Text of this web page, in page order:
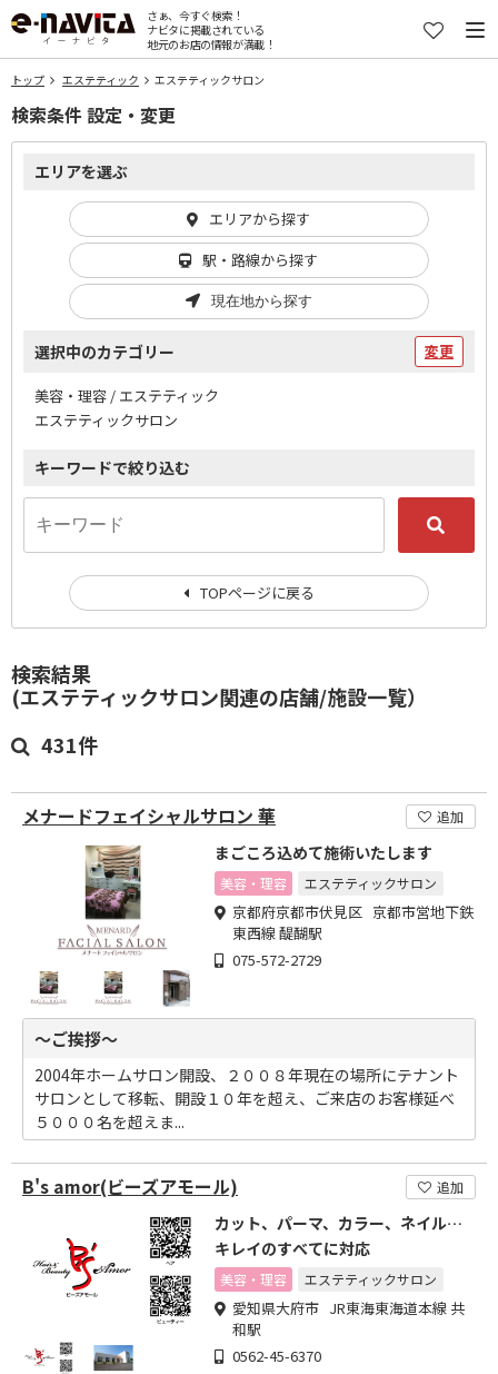
さぁ、今すぐ検索！
ナビタに掲載されている
地元のお店の情報が満載！
トップ エステティック エステティックサロン
検索結果
(エステティックサロン関連の店舗/施設一覧）
431件
メナードフェイシャルサロン 華 追加
まごころ込めて施術いたします
美容・理容 エステティックサロン
京都府京都市伏見区 京都市営地下鉄
東西線 醍醐駅
075-572-2729
～ご挨拶～
2004年ホームサロン開設、２００８年現在の場所にテナント
サロンとして移転、開設１０年を超え、ご来店のお客様延べ
５０００名を超えま...
B's amor(ビーズアモール) 追加
カット、パーマ、カラー、ネイル…
キレイのすべてに対応
美容・理容 エステティックサロン
愛知県大府市 JR東海東海道本線 共
和駅
0562-45-6370
検索条件 設定・変更
エリアを選ぶ
エリアから探す
駅・路線から探す
現在地から探す
選択中のカテゴリー 変更
美容・理容 / エステティック
エステティックサロン
キーワードで絞り込む
TOPページに戻る